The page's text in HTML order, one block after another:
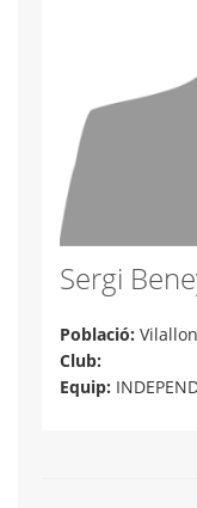
Sergi
Població:
Club:
Equip: